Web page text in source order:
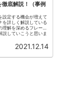
底解説！（事例
設定する機会が増えて
を詳しく解説している
理解を深めるフレーム
説していこうと思いま
2021.12.14